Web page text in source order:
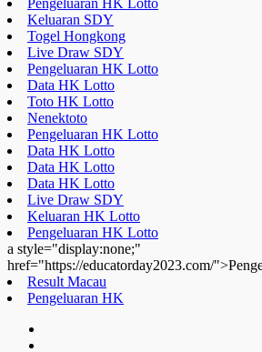
Keluaran SDY
Togel Hongkong
Live Draw SDY
Pengeluaran HK Lotto
Data HK Lotto
Toto HK Lotto
Nenektoto
Pengeluaran HK Lotto
Data HK Lotto
Data HK Lotto
Data HK Lotto
Live Draw SDY
Keluaran HK Lotto
Pengeluaran HK Lotto
a style="display:none;"
href="https://educatorday2023.com/
Result Macau
Pengeluaran HK